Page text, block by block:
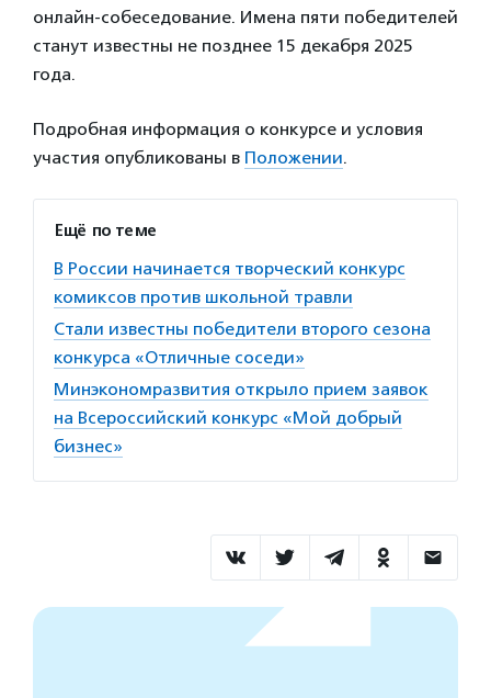
онлайн-собеседование. Имена пяти победителей
станут известны не позднее 15 декабря 2025
года.
Подробная информация о конкурсе и условия
участия опубликованы в Положении.
Ещё по теме
В России начинается творческий конкурс
комиксов против школьной травли
Стали известны победители второго сезона
конкурса «Отличные соседи»
Минэкономразвития открыло прием заявок
на Всероссийский конкурс «Мой добрый
бизнес»